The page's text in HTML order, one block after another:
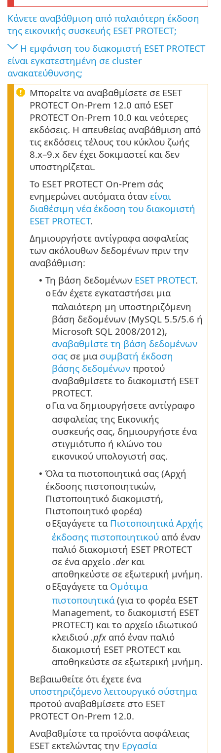
Κάνετε αναβάθμιση από παλαιότερη έκδοση
της εικονικής συσκευής ESET PROTECT;
Η εμφάνιση του διακομιστή ESET PROTECT
είναι εγκατεστημένη σε cluster
ανακατεύθυνσης;
Μπορείτε να αναβαθμίσετε σε ESET
PROTECT On-Prem 12.0 από ESET
PROTECT On-Prem 10.0 και νεότερες
εκδόσεις. Η απευθείας αναβάθμιση από
τις εκδόσεις τέλους του κύκλου ζωής
8.x–9.x δεν έχει δοκιμαστεί και δεν
υποστηρίζεται.
Το ESET PROTECT On-Prem σάς
ενημερώνει αυτόματα όταν είναι
διαθέσιμη νέα έκδοση του διακομιστή
ESET PROTECT.
Δημιουργήστε αντίγραφα ασφαλείας
των ακόλουθων δεδομένων πριν την
αναβάθμιση:
• Τη βάση δεδομένων ESET PROTECT.
oΕάν έχετε εγκαταστήσει μια
παλαιότερη μη υποστηριζόμενη
βάση δεδομένων (MySQL 5.5/5.6 ή
Microsoft SQL 2008/2012),
αναβαθμίστε τη βάση δεδομένων
σας σε μια συμβατή έκδοση
βάσης δεδομένων προτού
αναβαθμίσετε το διακομιστή ESET
PROTECT.
oΓια να δημιουργήσετε αντίγραφο
ασφαλείας της Εικονικής
συσκευής σας, δημιουργήστε ένα
στιγμιότυπο ή κλώνο του
εικονικού υπολογιστή σας.
• Όλα τα πιστοποιητικά σας (Αρχή
έκδοσης πιστοποιητικών,
Πιστοποιητικό διακομιστή,
Πιστοποιητικό φορέα)
oΕξαγάγετε τα Πιστοποιητικά Αρχής
έκδοσης πιστοποιητικού από έναν
παλιό διακομιστή ESET PROTECT
σε ένα αρχείο .derκαι
αποθηκεύστε σε εξωτερική μνήμη.
oΕξαγάγετε τα Ομότιμα
πιστοποιητικά (για το φορέα ESET
Management, το διακομιστή ESET
PROTECT) και το αρχείο ιδιωτικού
κλειδιού .pfxαπό έναν παλιό
διακομιστή ESET PROTECT και
αποθηκεύστε σε εξωτερική μνήμη.
Βεβαιωθείτε ότι έχετε ένα
υποστηριζόμενο λειτουργικό σύστημα
προτού αναβαθμίσετε στο ESET
PROTECT On-Prem 12.0.
Αναβαθμίστε τα προϊόντα ασφάλειας
ESET εκτελώντας την Εργασία